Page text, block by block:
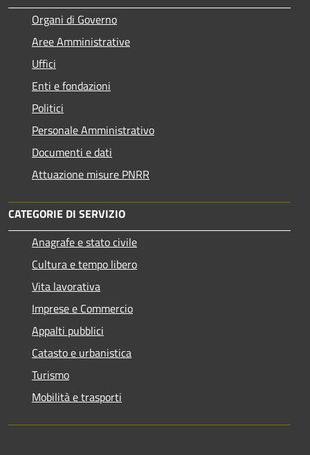
Organi di Governo
Aree Amministrative
Uffici
Enti e fondazioni
Politici
Personale Amministrativo
Documenti e dati
Attuazione misure PNRR
CATEGORIE DI SERVIZIO
Anagrafe e stato civile
Cultura e tempo libero
Vita lavorativa
Imprese e Commercio
Appalti pubblici
Catasto e urbanistica
Turismo
Mobilità e trasporti